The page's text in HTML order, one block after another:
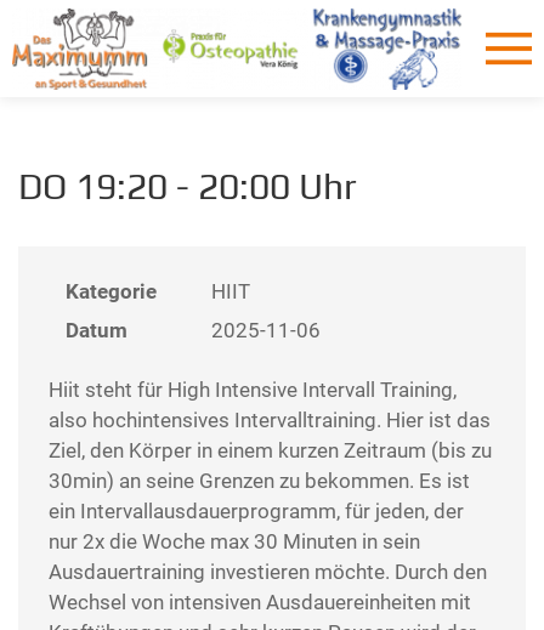
DO 19:20 - 20:00 Uhr
Kategorie
HIIT
Datum
2025-11-06
Hiit steht für High Intensive Intervall Training,
also hochintensives Intervalltraining. Hier ist das
Ziel, den Körper in einem kurzen Zeitraum (bis zu
30min) an seine Grenzen zu bekommen. Es ist
ein Intervallausdauerprogramm, für jeden, der
nur 2x die Woche max 30 Minuten in sein
Ausdauertraining investieren möchte. Durch den
Wechsel von intensiven Ausdauereinheiten mit